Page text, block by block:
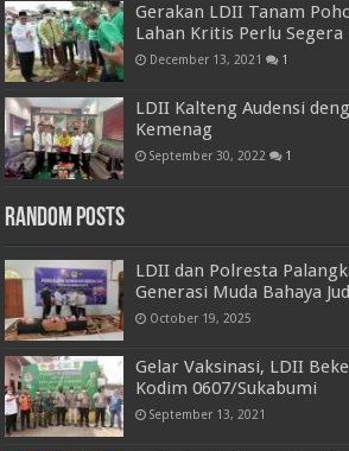
Gerakan LDII Tanam
Lahan Kritis Perlu Segera
December 13, 2021 1
LDII Kalteng Audensi
Kemenag
September 30, 2022 1
Random Posts
LDII dan Polresta
Generasi Muda Bahaya
October 19, 2025
Gelar Vaksinasi, LDII
Kodim 0607/Sukabumi
September 13, 2021